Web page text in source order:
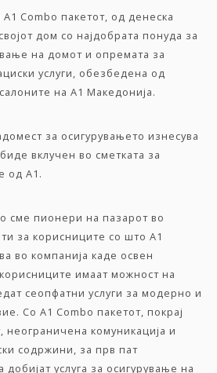
Combo пакетот, од денеска
дом со најдобрата понуда за
на домот и опремата за
услуги, обезбедена од
на А1 Македонија.
за осигурувањето изнесува
вклучен во сметката за
од А1.
сме пионери на пазарот во
за корисниците со што А1
во компанија каде освен
имаат можност на
сеопфатни услуги за модерно и
Со A1 Combo пакетот, покрај
неограничена комуникација и
содржини, за прв пат
услуга за осигурување на